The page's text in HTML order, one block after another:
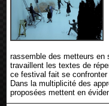
rassemble des metteurs en
travaillent les textes de
ce festival fait se
Dans la multiplicité des
proposées mettent en